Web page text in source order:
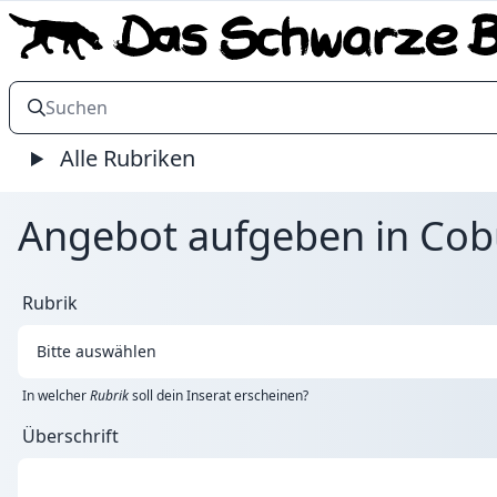
Alle Rubriken
Angebot aufgeben in
Rubrik
In welcherRubriksoll dein Inserat erscheinen?
Überschrift